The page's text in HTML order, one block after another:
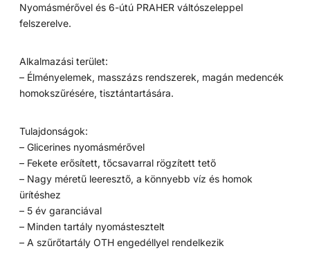
Nyomásmérővel és 6-útú PRAHER váltószeleppel
felszerelve.
Alkalmazási terület:
– Élményelemek, masszázs rendszerek, magán medencék
homokszűrésére, tisztántartására.
Tulajdonságok:
– Glicerines nyomásmérővel
– Fekete erősített, tőcsavarral rögzített tető
– Nagy méretű leeresztő, a könnyebb víz és homok
ürítéshez
– 5 év garanciával
– Minden tartály nyomástesztelt
– A szűrőtartály OTH engedéllyel rendelkezik